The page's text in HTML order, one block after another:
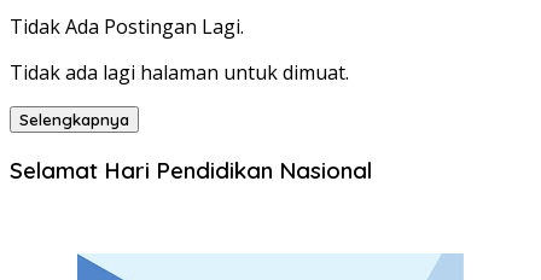
Tidak Ada Postingan Lagi.
Tidak ada lagi halaman untuk dimuat.
Selengkapnya
Selamat Hari Pendidikan Nasional